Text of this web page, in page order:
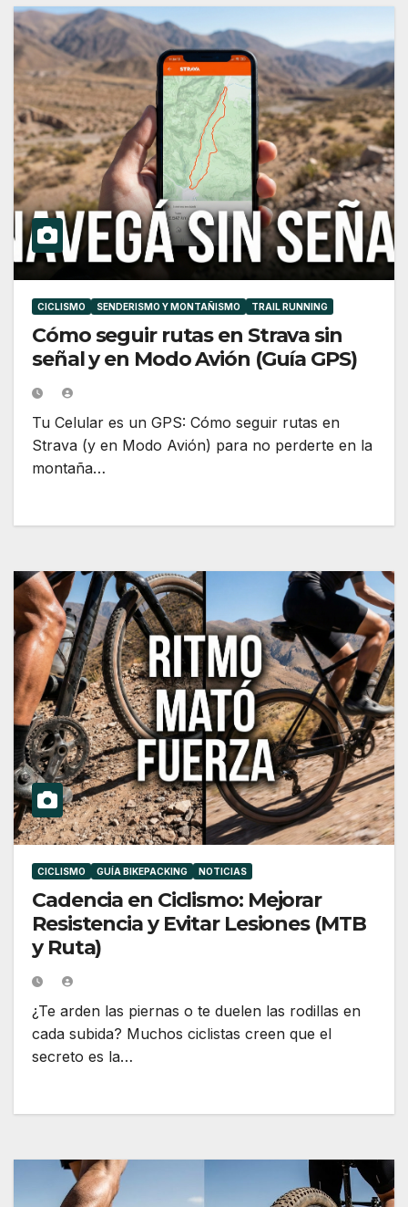
CICLISMO SENDERISMO Y MONTAÑISMO TRAIL RUNNING
Cómo seguir rutas en Strava sin
señal y en Modo Avión (Guía GPS)
Tu Celular es un GPS: Cómo seguir rutas en
Strava (y en Modo Avión) para no perderte en la
montaña…
CICLISMO GUÍA BIKEPACKING NOTICIAS
Cadencia en Ciclismo: Mejorar
Resistencia y Evitar Lesiones (MTB
y Ruta)
¿Te arden las piernas o te duelen las rodillas en
cada subida? Muchos ciclistas creen que el
secreto es la…